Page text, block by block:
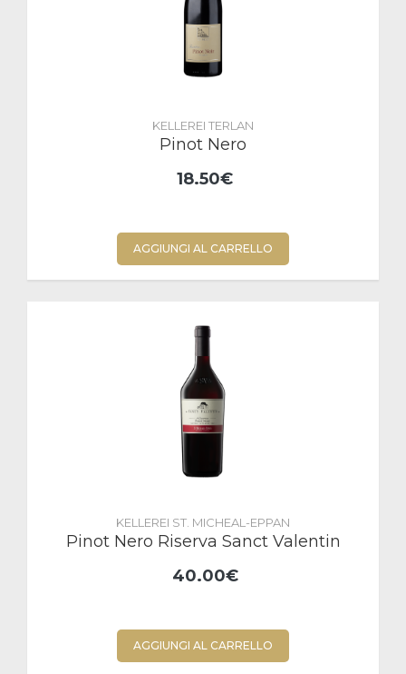
KELLEREI TERLAN
Pinot Nero
18.50€
AGGIUNGI AL CARRELLO
KELLEREI ST. MICHEAL-EPPAN
Pinot Nero Riserva Sanct Valentin
40.00€
AGGIUNGI AL CARRELLO